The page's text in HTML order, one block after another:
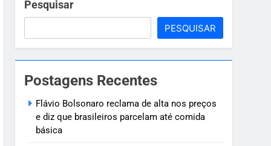
criança de 7
Pesquisar
PESQUISAR
Postagens Recentes
Flávio Bolsonaro reclama de alta nos preços
e diz que brasileiros parcelam até comida
básica